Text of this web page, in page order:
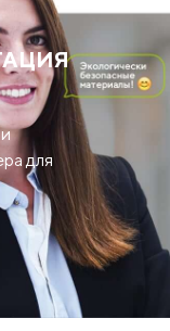
для